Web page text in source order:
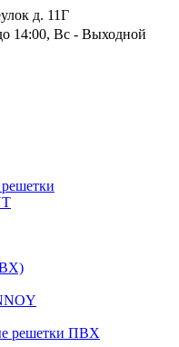
д. 11Г
14:00, Вс - Выходной
решетки ПВХ